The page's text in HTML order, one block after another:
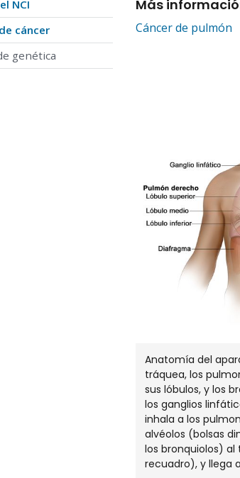
NCI
cáncer
genética
Más
Cáncer de pulmón
Anatomía del
tráquea, los
sus lóbulos, y los
los ganglios
inhala a los
alvéolos (bolsas
los bronquiolos)
recuadro), y llega